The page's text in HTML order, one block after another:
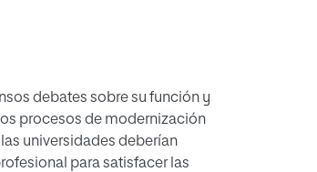
debates sobre su función y
procesos de modernización
universidades deberían
para satisfacer las